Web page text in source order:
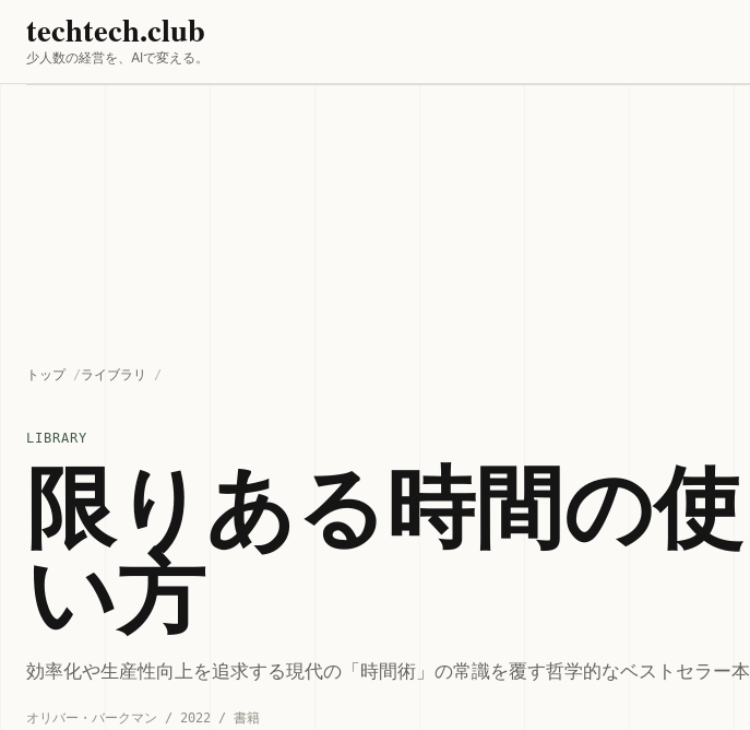
techtech.club
少人数の経営を、AIで変える。
トップ ライブラリ
LIBRARY
限りある時間の使
い方
効率化や生産性向上を追求する現代の「時間術」の常識を覆す哲学的なベストセラー本
オリバー・バークマン / 2022 / 書籍